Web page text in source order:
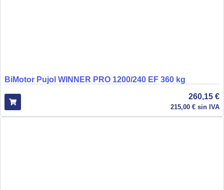
BiMotor Pujol WINNER PRO 1200/240 EF 360 kg
260,15 €
215,00 € sin IVA